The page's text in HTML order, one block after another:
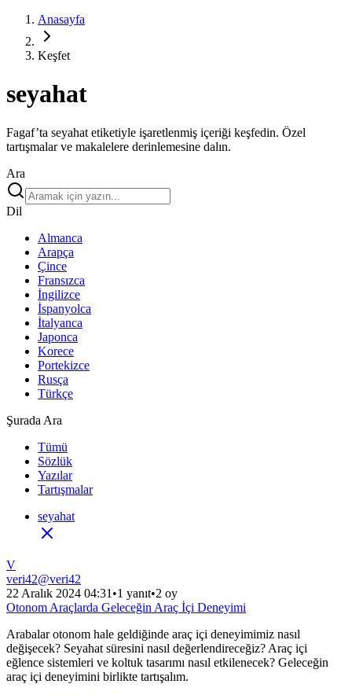
Anasayfa
Keşfet
seyahat
Fagaf’ta seyahat etiketiyle işaretlenmiş içeriği keşfedin. Özel
tartışmalar ve makalelere derinlemesine dalın.
Ara
Dil
Almanca
Arapça
Çince
Fransızca
İngilizce
İspanyolca
İtalyanca
Japonca
Korece
Portekizce
Rusça
Türkçe
Şurada Ara
Tümü
Sözlük
Yazılar
Tartışmalar
seyahat
V
veri42@veri42
22 Aralık 2024 04:31 •1 yanıt•2 oy
Otonom Araçlarda Geleceğin Araç İçi Deneyimi
Arabalar otonom hale geldiğinde araç içi deneyimimiz nasıl
değişecek? Seyahat süresini nasıl değerlendireceğiz? Araç içi
eğlence sistemleri ve koltuk tasarımı nasıl etkilenecek? Geleceğin
araç içi deneyimini birlikte tartışalım.